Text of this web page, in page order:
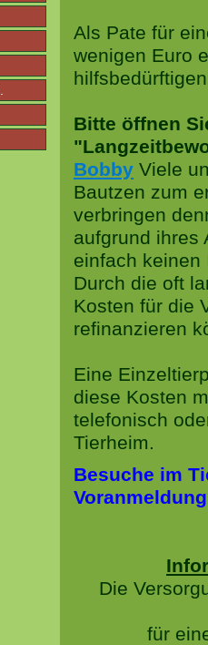
Als Pate für
wenigen Euro
Bitte öffnen
Bobby Viele
Bautzen zum
verbringen
aufgrund ihres
einfach keinen
Durch die oft
Kosten für die
refinanzieren
Eine
diese Kosten
telefonisch
Tierheim.
Besuche im
Die
für